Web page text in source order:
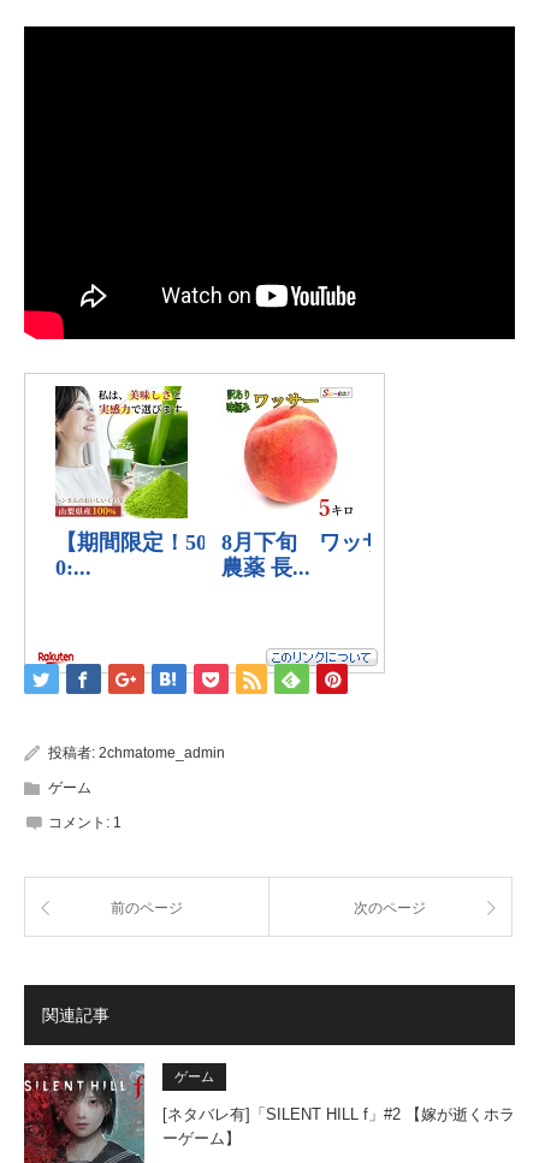
投稿者: 2chmatome_admin
ゲーム
コメント: 1
前のページ 次のページ
関連記事
ゲーム
[ネタバレ有]「SILENT HILL f」#2 【嫁が逝くホラ
ーゲーム】